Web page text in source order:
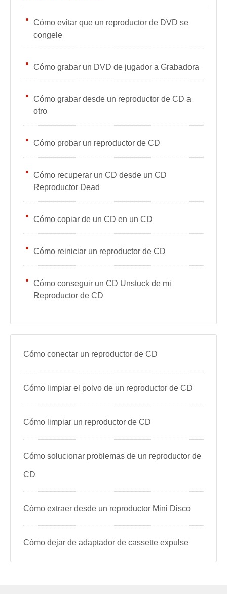
Cómo evitar que un reproductor de DVD se
congele
Cómo grabar un DVD de jugador a Grabadora
Cómo grabar desde un reproductor de CD a
otro
Cómo probar un reproductor de CD
Cómo recuperar un CD desde un CD
Reproductor Dead
Cómo copiar de un CD en un CD
Cómo reiniciar un reproductor de CD
Cómo conseguir un CD Unstuck de mi
Reproductor de CD
Cómo conectar un reproductor de CD
Cómo limpiar el polvo de un reproductor de CD
Cómo limpiar un reproductor de CD
Cómo solucionar problemas de un reproductor de
CD
Cómo extraer desde un reproductor Mini Disco
Cómo dejar de adaptador de cassette expulse